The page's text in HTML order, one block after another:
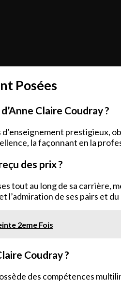
Posées
Claire Coudray ?
prestigieux,
la façonnant en la
des prix ?
tout au long de sa carrière,
l’admiration de ses pairs et
2eme Fois
Coudray ?
des compétences